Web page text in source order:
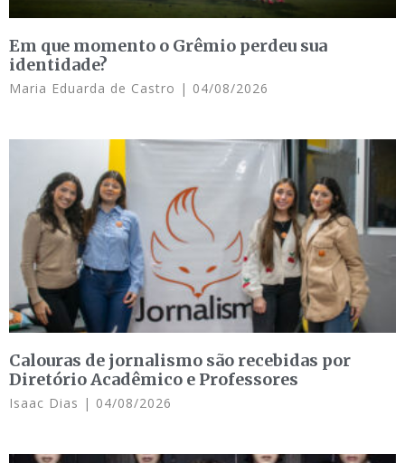
Em que momento o Grêmio perdeu sua
identidade?
Maria Eduarda de Castro 04/08/2026
Calouras de jornalismo são recebidas por
Diretório Acadêmico e Professores
Isaac Dias 04/08/2026